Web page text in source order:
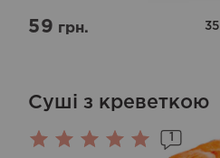
59грн. 35
Суші з креветкою